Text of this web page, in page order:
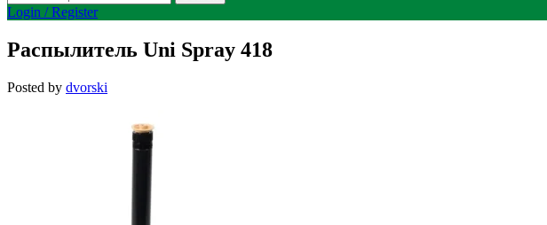
Login / Register
Распылитель Uni Spray 418
Posted by dvorski